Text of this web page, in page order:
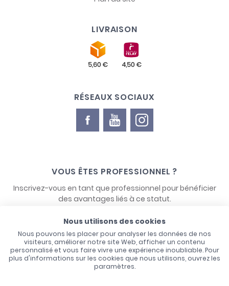
LIVRAISON
RÉSEAUX SOCIAUX
VOUS ÊTES PROFESSIONNEL ?
Inscrivez-vous en tant que professionnel pour bénéficier
des avantages liés à ce statut.
Nous utilisons des cookies
Nous pouvons les placer pour analyser les données de nos
visiteurs, améliorer notre site Web, afficher un contenu
personnalisé et vous faire vivre une expérience inoubliable. Pour
plus d'informations sur les cookies que nous utilisons, ouvrez les
paramètres.